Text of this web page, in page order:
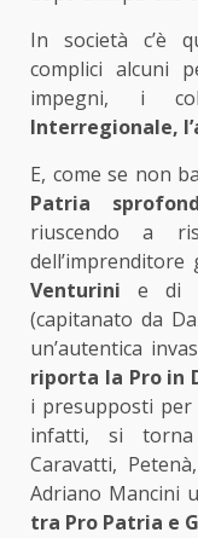
In società c’è
complici alcuni
impegni, i
Interregionale,
E, come se non
Patria
riuscendo a
dell’imprenditore
Venturini e di
(capitanato da
un’autentica
riporta la Pro in
i presupposti per
infatti, si
Caravatti,
Adriano Mancini
tra Pro Patria e